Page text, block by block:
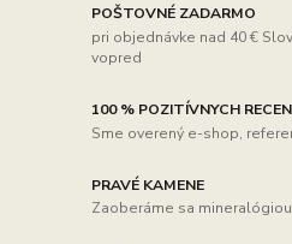
POŠTOVNÉ ZADARMO
pri objednávke nad 40 €
vopred
100 % POZITÍVNYCH
Sme overený e-shop,
PRAVÉ KAMENE
Zaoberáme sa